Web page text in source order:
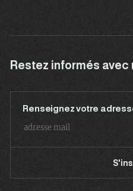
Restez informés
Renseignez votre